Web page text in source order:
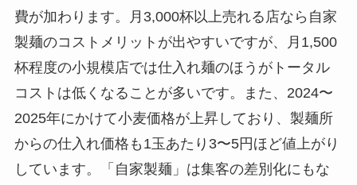
費が加わります。月3,000杯以上売れる店なら自家
製麺のコストメリットが出やすいですが、月1,500
杯程度の小規模店では仕入れ麺のほうがトータル
コストは低くなることが多いです。また、2024〜
2025年にかけて小麦価格が上昇しており、製麺所
からの仕入れ価格も1玉あたり3〜5円ほど値上がり
しています。「自家製麺」は集客の差別化にもな